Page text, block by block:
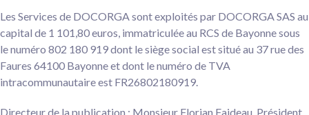
Les Services de DOCORGA sont exploités par DOCORGA SAS au
capital de 1 101,80 euros, immatriculée au RCS de Bayonne sous
le numéro 802 180 919 dont le siège social est situé au 37 rue des
Faures 64100 Bayonne et dont le numéro de TVA
intracommunautaire est FR26802180919.
Directeur de la publication : Monsieur Florian Faideau, Président.